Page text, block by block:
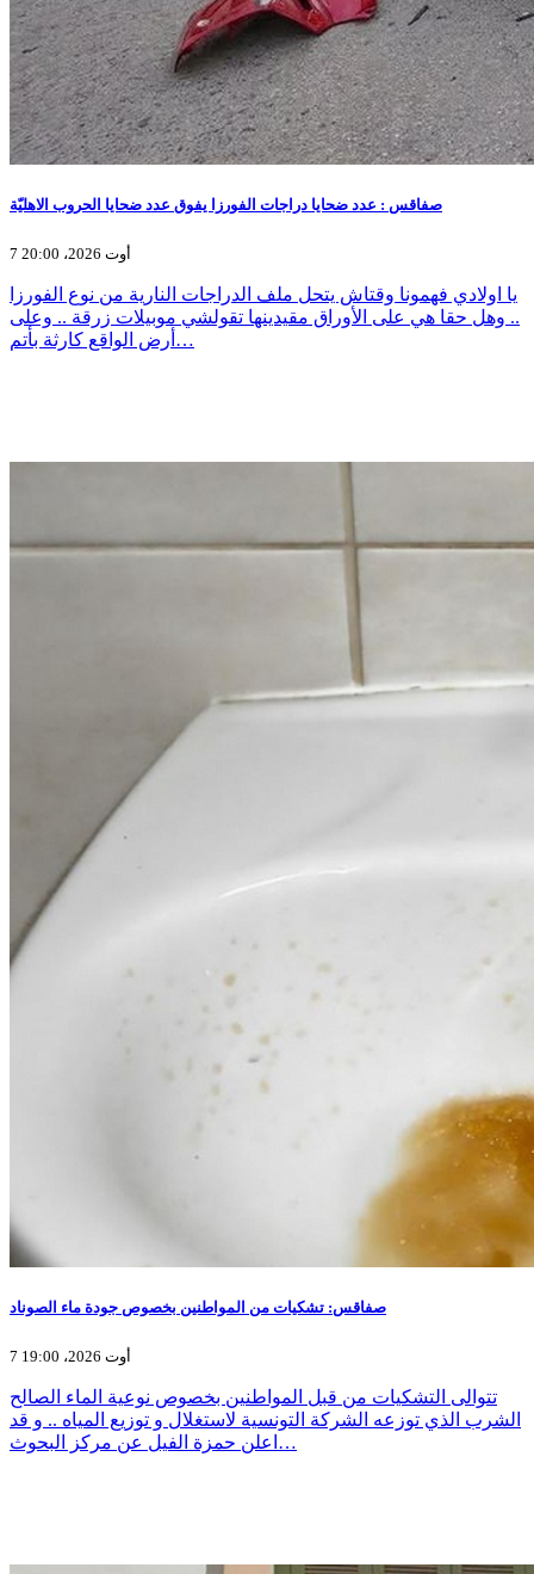
صفاقس : عدد ضحايا دراجات الفورزا يفوق عدد ضحايا الحروب الاهليّة
7 أوت 2026، 20:00
يا اولادي فهمونا وقتاش يتحل ملف الدراجات النارية من نوع الفورزا
.. وهل حقا هي على الأوراق مقيدينها تقولشي موبيلات زرقة .. وعلى
أرض الواقع كارثة بأتم…
صفاقس: تشكيات من المواطنين بخصوص جودة ماء الصوناد
7 أوت 2026، 19:00
تتوالى التشكيات من قبل المواطنين بخصوص نوعية الماء الصالح
الشرب الذي توزعه الشركة التونسية لاستغلال و توزيع المياه .. و قد
اعلن حمزة الفيل عن مركز البحوث…